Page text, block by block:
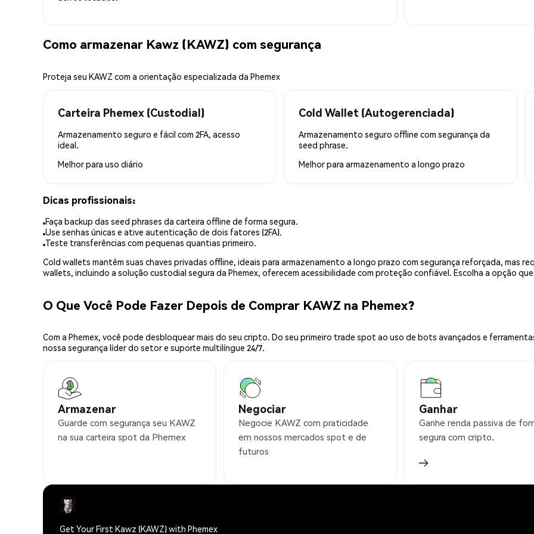
Como armazenar Kawz (KAWZ) com segurança
Proteja seu KAWZ com a orientação especializada da Phemex
Carteira Phemex (Custodial)
Armazenamento seguro e fácil com 2FA, acesso
ideal.
Melhor para uso diário
Cold Wallet (Autogerenciada)
Armazenamento seguro offline com segurança da
seed phrase.
Melhor para armazenamento a longo prazo
Dicas profissionais:
Faça backup das seed phrases da carteira offline de forma segura.
Use senhas únicas e ative autenticação de dois fatores (2FA).
Teste transferências com pequenas quantias primeiro.
Cold wallets mantêm suas chaves privadas offline, ideais para armazenamento a longo prazo com segurança reforçada, mas
wallets, incluindo a solução custodial segura da Phemex, oferecem acessibilidade com proteção confiável. Escolha a opção
O Que Você Pode Fazer Depois de Comprar KAWZ na Phemex?
Com a Phemex, você pode desbloquear mais do seu cripto. Do seu primeiro trade spot ao uso de bots avançados e
nossa segurança líder do setor e suporte multilíngue 24/7.
Armazenar
Guarde com segurança seu KAWZ
na sua carteira spot da Phemex
Negociar
Negocie KAWZ com praticidade
em nossos mercados spot e de
futuros
Ganhar
Ganhe renda passiva de
segura com cripto.
Get Your First Kawz (KAWZ) with Phemex